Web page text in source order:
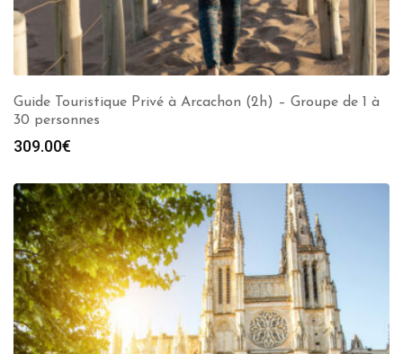
Guide Touristique Privé à Arcachon (2h) – Groupe de 1 à
30 personnes
309.00€